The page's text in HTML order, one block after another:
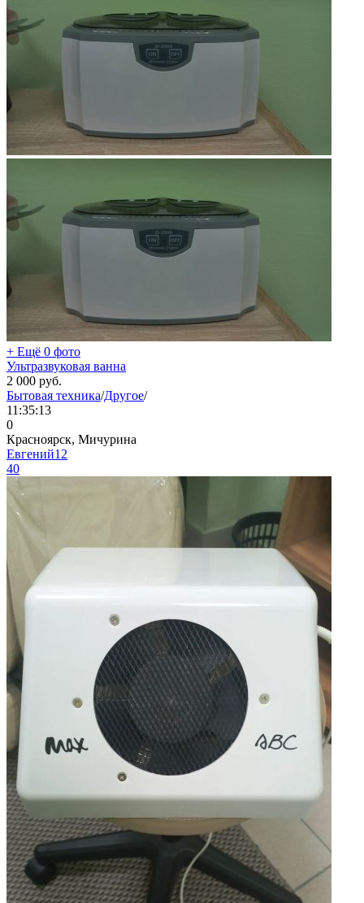
+ Ещё 0 фото
Ультразвуковая ванна
2 000 руб.
Бытовая техника/Другое/
11:35:13
0
Красноярск, Мичурина
Евгений12
40